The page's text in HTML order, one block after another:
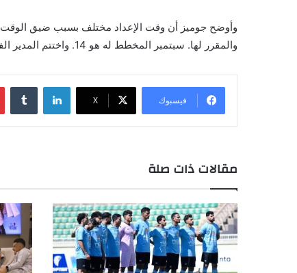
والمقرر لها. سبتمبر المخطط له هو 14. واختتم المدير الفني تصريحاته قائلا: "الجهاز الفني تابع مباريات فريق الشرطة الكينية وهو منافس جيد ويمتلك مجموعة جيدة من اللاعبين".
فيسبوك X
لينكدإن
مقالات ذات صلة